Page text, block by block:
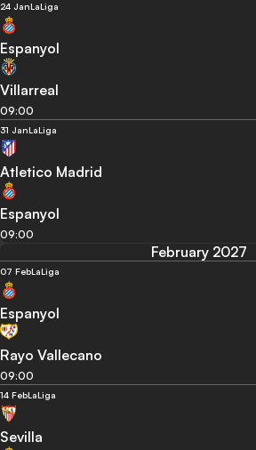
24 JanLaLiga
Espanyol
Villarreal
09:00
31 JanLaLiga
Atletico Madrid
Espanyol
09:00
February 2027
07 FebLaLiga
Espanyol
Rayo Vallecano
09:00
14 FebLaLiga
Sevilla